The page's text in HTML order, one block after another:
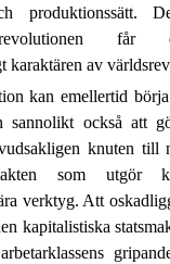
produktionssätt.
får
karaktären av
kan emellertid
sannolikt också att
knuten till
som utgör
verktyg. Att
kapitalistiska